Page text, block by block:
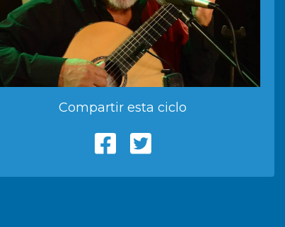
Compartir esta ciclo